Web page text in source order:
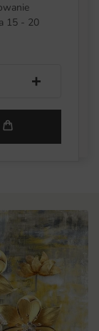
15 - 20
+